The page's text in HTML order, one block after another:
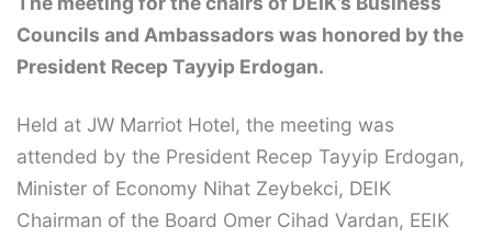
Councils and Ambassadors was honored by the
President Recep Tayyip Erdogan.
Held at JW Marriot Hotel, the meeting was
attended by the President Recep Tayyip Erdogan,
Minister of Economy Nihat Zeybekci, DEIK
Chairman of the Board Omer Cihad Vardan, EEIK